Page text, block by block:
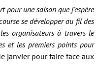
pour une saison que j’espère
se développer au fil des
organisateurs à travers le
et les premiers points pour
janvier pour faire face aux